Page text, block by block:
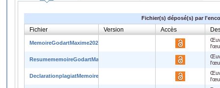
Fichier(s) déposé(s) par
Fichier Version Accès
MemoireGodartMaxime20202021.pdf
ResumememoireGodartMaxime20202021.pdf
DeclarationplagiatMemoireGodartMaxime20202021.pdf